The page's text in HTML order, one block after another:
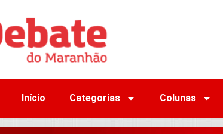
Início Categorias Colunas